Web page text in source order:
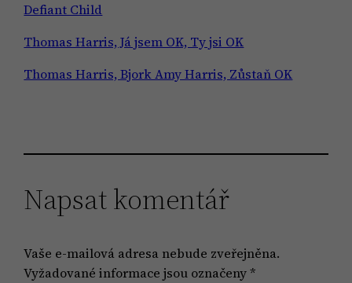
Defiant Child
Thomas Harris, Já jsem OK, Ty jsi OK
Thomas Harris, Bjork Amy Harris, Zůstaň OK
Napsat komentář
Vaše e-mailová adresa nebude zveřejněna.
Vyžadované informace jsou označeny*